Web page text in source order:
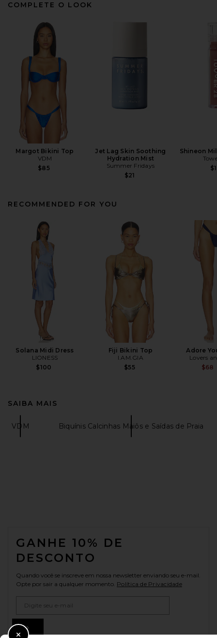
COMPLETE O LOOK
Margot Bikini Top
VDM
$85
Jet Lag Skin Soothing
Hydration Mist
Summer Fridays
$21
Shineon
RECOMMENDED FOR YOU
Solana Midi Dress
LIONESS
$100
Fiji Bikini Top
I.AM.GIA
$55
Adore
Lovers
$68
SAIBA MAIS
VDM Biquínis Calcinhas Maiôs e Saídas de Praia
GANHE 10% DE
DESCONTO
Quando você se inscreve em nossa newsletter enviando seu e-mail.
Opte por sair a qualquer momento. Política de Privacidade